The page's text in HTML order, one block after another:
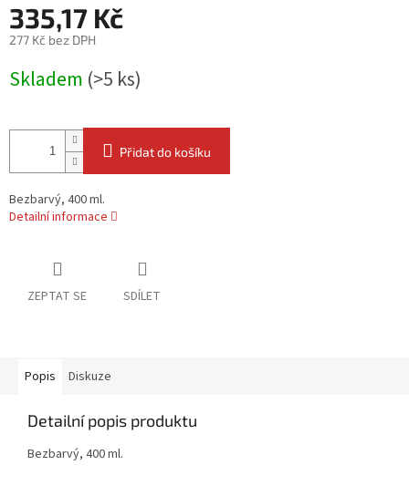
335,17 Kč
277 Kč bez DPH
cena:
Skladem (>5 ks)
Přidat do košíku
Bezbarvý, 400 ml.
Detailní informace
ZEPTAT SE SDÍLET
Popis Diskuze
Detailní popis produktu
Bezbarvý, 400 ml.